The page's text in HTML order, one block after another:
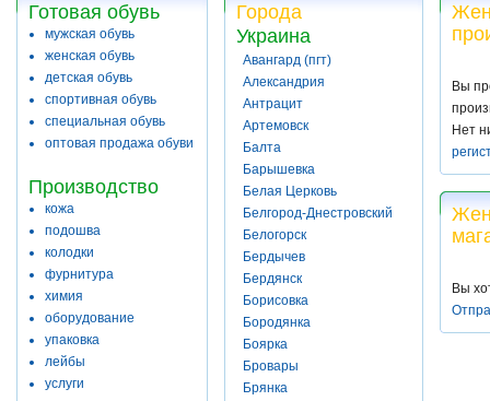
Готовая обувь
мужская обувь
женская обувь
детская обувь
спортивная обувь
специальная обувь
оптовая продажа обуви
Производство
кожа
подошва
колодки
фурнитура
химия
оборудование
упаковка
лейбы
услуги
Города
Украина
Авангард (пгт)
Александрия
Антрацит
Артемовск
Балта
Барышевка
Белая Церковь
Белгород-Днестровский
Белогорск
Бердычев
Бердянск
Борисовка
Бородянка
Боярка
Бровары
Брянка
Вы
Нет
Вы